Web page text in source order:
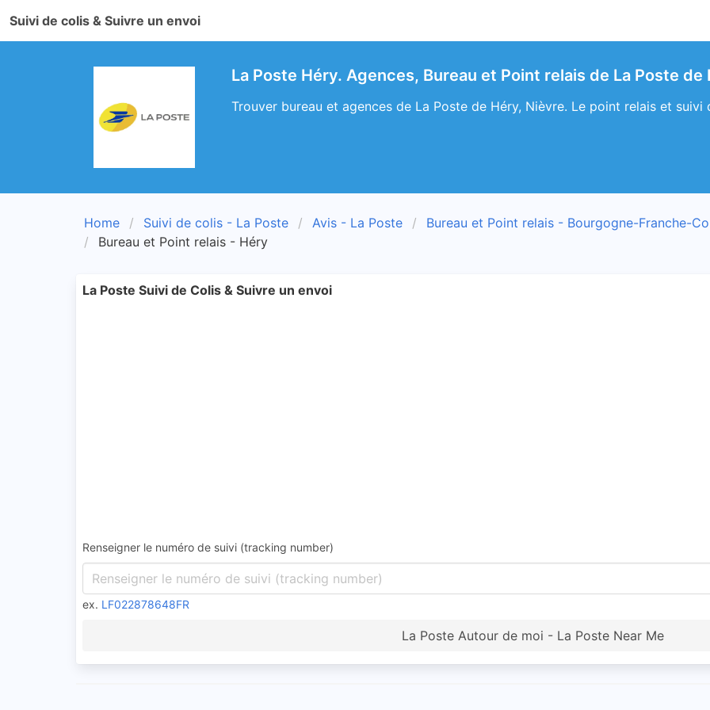
Suivi de colis & Suivre un envoi
La Poste Héry. Agences, Bureau et Point relais de La Poste de
Trouver bureau et agences de La Poste de Héry, Nièvre. Le point relais et suivi
Home Suivi de colis - La Poste Avis - La Poste
Bureau et Point relais - Bourgogne-Franche-
Bureau et Point relais - Héry
La Poste Suivi de Colis & Suivre un envoi
Renseigner le numéro de suivi (tracking number)
ex. LF022878648FR
La Poste Autour de moi - La Poste Near Me